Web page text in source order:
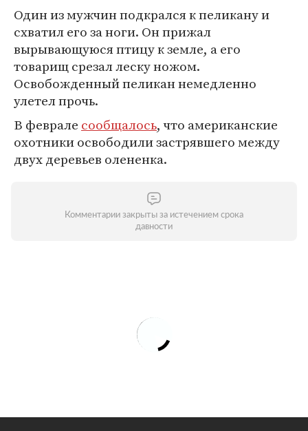
Один из мужчин подкрался к пеликану и
схватил его за ноги. Он прижал
вырывающуюся птицу к земле, а его
товарищ срезал леску ножом.
Освобожденный пеликан немедленно
улетел прочь.
В феврале сообщалось, что американские
охотники освободили застрявшего между
двух деревьев олененка.
Комментарии закрыты за истечением срока
давности